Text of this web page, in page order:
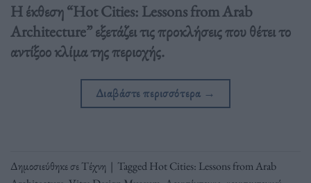
Η έκθεση “Hot Cities: Lessons from Arab
Architecture” εξετάζει τις προκλήσεις που θέτει το
αντίξοο κλίμα της περιοχής.
Διαβάστε περισσότερα →
Δημοσιεύθηκε σεΤέχνη | TaggedHot Cities: Lessons from Arab